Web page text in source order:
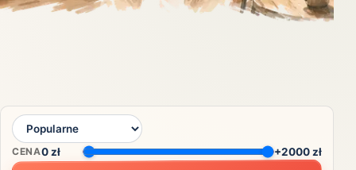
CENA0zł +2000 zł